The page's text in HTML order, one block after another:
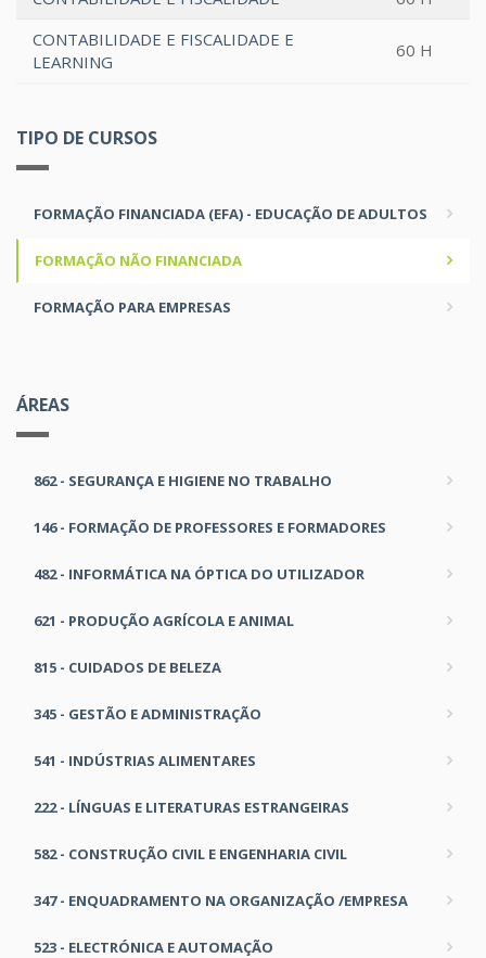
CONTABILIDADE E FISCALIDADE E
LEARNING
60 H
TIPO DE CURSOS
FORMAÇÃO FINANCIADA (EFA) - EDUCAÇÃO DE ADULTOS
FORMAÇÃO NÃO FINANCIADA
FORMAÇÃO PARA EMPRESAS
ÁREAS
862 - SEGURANÇA E HIGIENE NO TRABALHO
146 - FORMAÇÃO DE PROFESSORES E FORMADORES
482 - INFORMÁTICA NA ÓPTICA DO UTILIZADOR
621 - PRODUÇÃO AGRÍCOLA E ANIMAL
815 - CUIDADOS DE BELEZA
345 - GESTÃO E ADMINISTRAÇÃO
541 - INDÚSTRIAS ALIMENTARES
222 - LÍNGUAS E LITERATURAS ESTRANGEIRAS
582 - CONSTRUÇÃO CIVIL E ENGENHARIA CIVIL
347 - ENQUADRAMENTO NA ORGANIZAÇÃO /EMPRESA
523 - ELECTRÓNICA E AUTOMAÇÃO